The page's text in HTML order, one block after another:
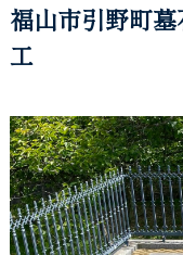
福山市引野町
工